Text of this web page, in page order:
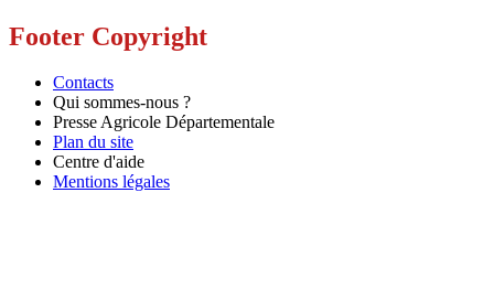
Footer Copyright
Contacts
Qui sommes-nous ?
Presse Agricole Départementale
Plan du site
Centre d'aide
Mentions légales